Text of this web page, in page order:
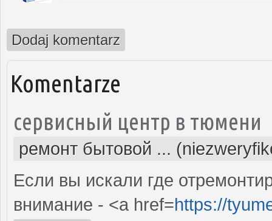
Dodaj komentarz
Komentarze
сервисный центр в тюмени
ремонт бытовой ...
Если вы искали где
внимание - <a href=https://